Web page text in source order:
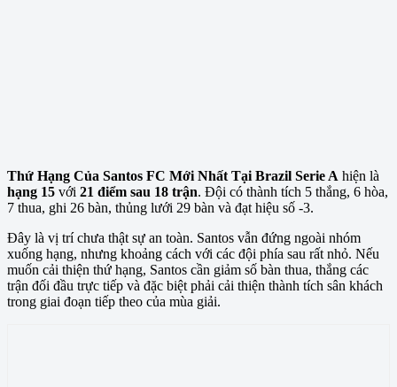
Thứ Hạng Của Santos FC Mới Nhất Tại Brazil Serie A hiện là
hạng 15 với 21 điểm sau 18 trận. Đội có thành tích 5 thắng, 6 hòa,
7 thua, ghi 26 bàn, thủng lưới 29 bàn và đạt hiệu số -3.
Đây là vị trí chưa thật sự an toàn. Santos vẫn đứng ngoài nhóm
xuống hạng, nhưng khoảng cách với các đội phía sau rất nhỏ. Nếu
muốn cải thiện thứ hạng, Santos cần giảm số bàn thua, thắng các
trận đối đầu trực tiếp và đặc biệt phải cải thiện thành tích sân khách
trong giai đoạn tiếp theo của mùa giải.